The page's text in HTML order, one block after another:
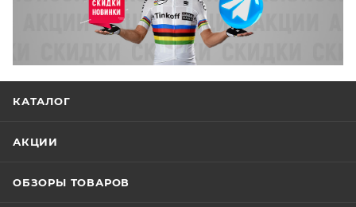
КАТАЛОГ
АКЦИИ
ОБЗОРЫ ТОВАРОВ